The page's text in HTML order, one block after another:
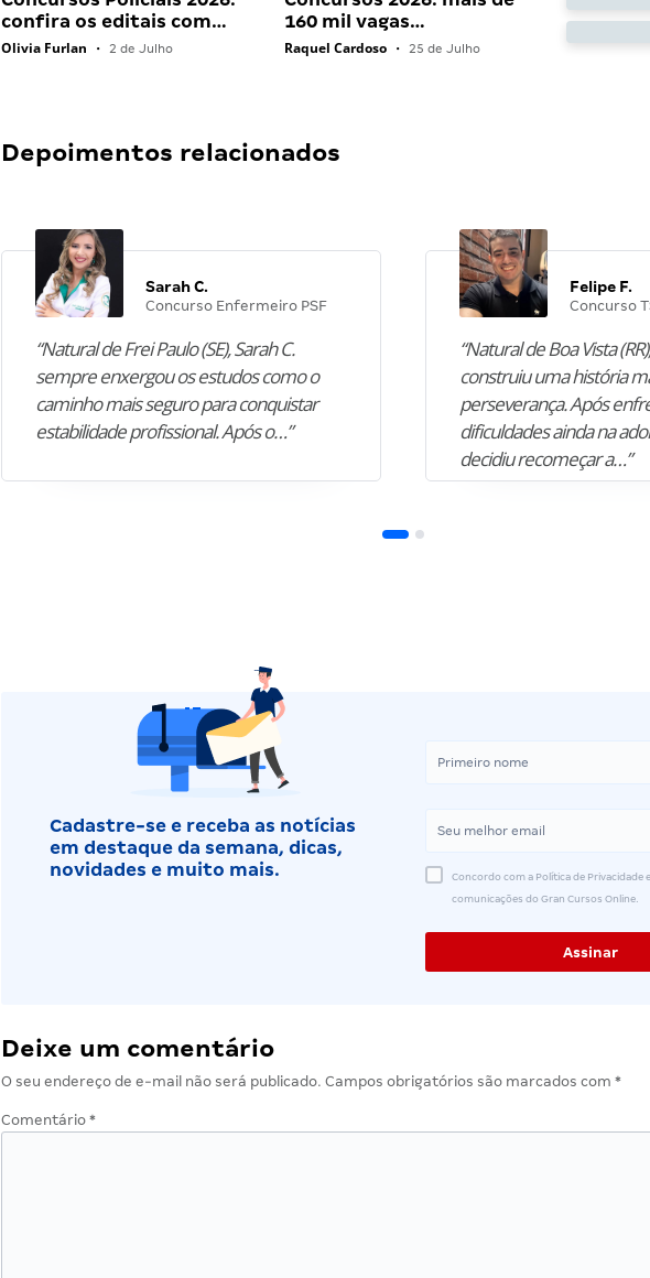
confira os editais com…
Olivia Furlan • 2 de Julho
160 mil vagas…
Raquel Cardoso • 25 de Julho
Depoimentos relacionados
Sarah C.
Concurso Enfermeiro PSF
“Natural de Frei Paulo (SE), Sarah C.
sempre enxergou os estudos como o
caminho mais seguro para conquistar
estabilidade profissional. Após o…”
Felipe F.
Concurso
“Natural de Boa Vista
construiu uma história
perseverança. Após
dificuldades ainda na
decidiu recomeçar a…”
Cadastre-se e receba as notícias
em destaque da semana, dicas,
novidades e muito mais.
Concordo com a Política de Privacidade
comunicações do Gran Cursos Online.
Deixe um comentário
O seu endereço de e-mail não será publicado. Campos obrigatórios são marcados com *
Comentário *